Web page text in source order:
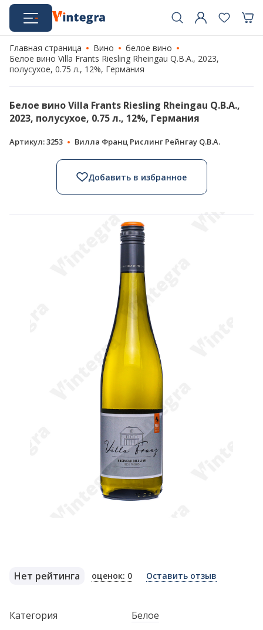
Главная страница Вино
белое вино
Белое вино Villa Frants Riesling Rheingau Q.B.A., 2023,
полусухое, 0.75 л., 12%, Германия
Белое вино Villa Frants Riesling Rheingau Q.B.A.,
2023, полусухое, 0.75 л., 12%, Германия
Артикул: 3253 Вилла Франц Рислинг Рейнгау Q.B.A.
Добавить в избранное
Нет рейтинга оценок: 0 Оставить отзыв
Категория
Белое